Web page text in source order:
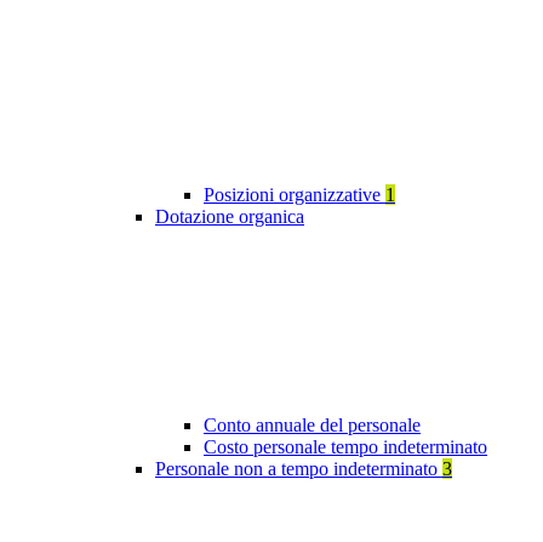
Posizioni organizzative 1
Dotazione organica
Conto annuale del personale
Costo personale tempo indeterminato
Personale non a tempo indeterminato 3